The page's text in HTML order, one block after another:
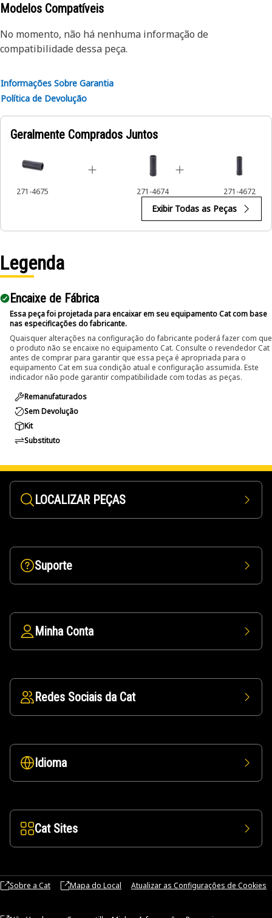
conditions.
slippage and damage to fasteners.
• Provided with 6-point deep length for secure grip on
• Black oxide finish offers increased resistance to rust and
corrosion.
An Impact Socket is utilized in the assembly areas of the
equipment, for servicing where high torque and accurate fit
are required for disassembly and reassembly.
Modelos Compatíveis
No momento, não há nenhuma informação de
compatibilidade dessa peça.
Informações Sobre Garantia
Política de Devolução
Geralmente Comprados Juntos
271-4675 271-4674 271-4672
Exibir Todas as Peças
Legenda
Encaixe de Fábrica
Essa peça foi projetada para encaixar em seu equipamento Cat com base
nas especificações do fabricante.
Quaisquer alterações na configuração do fabricante poderá fazer com que
o produto não se encaixe no equipamento Cat. Consulte o revendedor Cat
antes de comprar para garantir que essa peça é apropriada para o
equipamento Cat em sua condição atual e configuração assumida. Este
indicador não pode garantir compatibilidade com todas as peças.
Remanufaturados
Sem Devolução
Kit
Substituto
LOCALIZAR PEÇAS
Suporte
Minha Conta
Redes Sociais da Cat
Idioma
Cat Sites
Sobre a Cat Mapa do Local Atualizar as Configurações de Cookies